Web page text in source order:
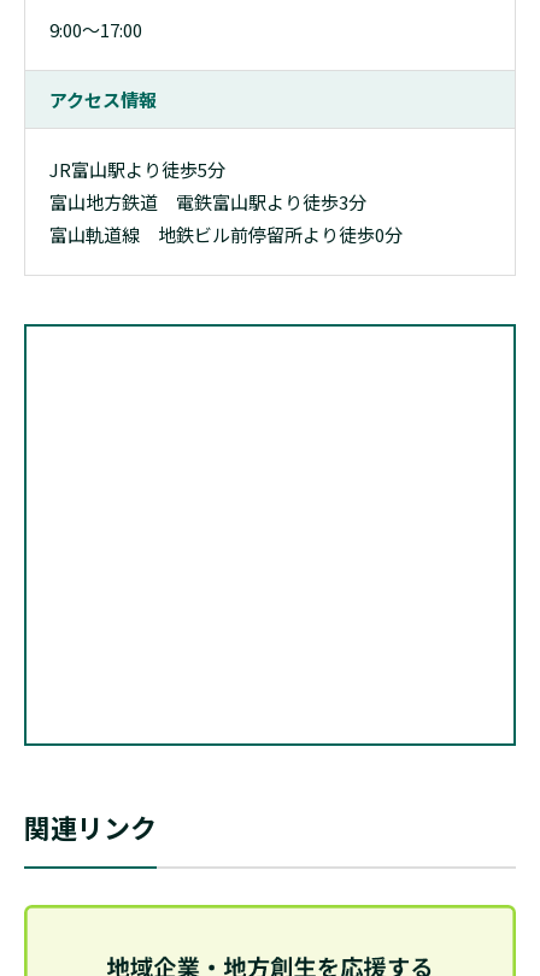
9:00〜17:00
アクセス情報
JR富山駅より徒歩5分
富山地方鉄道 電鉄富山駅より徒歩3分
富山軌道線 地鉄ビル前停留所より徒歩0分
関連リンク